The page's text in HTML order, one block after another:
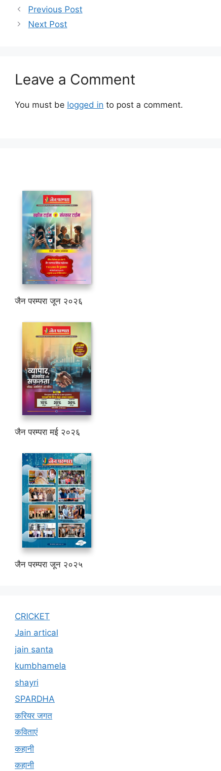
Previous Post
Next Post
Leave a Comment
You must be logged in to post a comment.
जैन परम्परा जून २०२६
जैन परम्परा मई २०२६
जैन परम्परा जून २०२५
CRICKET
Jain artical
jain santa
kumbhamela
shayri
SPARDHA
करियर जगत
कविताएं
कहानी
कहानी